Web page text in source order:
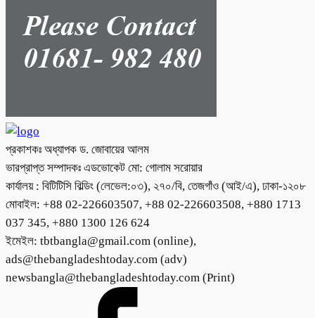
প্রকাশকঃ অধ্যাপক ড. জোবায়ের আলম
ভারপ্রাপ্ত সম্পাদকঃ এডভোকেট মো: গোলাম সরোয়ার
কার্যালয় : বিটিটিসি বিল্ডিং (লেভেল:০৩), ২৭০/বি, তেজগাঁও (আই/এ), ঢাকা-১২০৮
মোবাইল: +88 02-226603507, +88 02-226603508, +880 1713
037 345, +880 1300 126 624
ইমেইল: tbtbangla@gmail.com (online),
ads@thebangladeshtoday.com (adv)
newsbangla@thebangladeshtoday.com (Print)